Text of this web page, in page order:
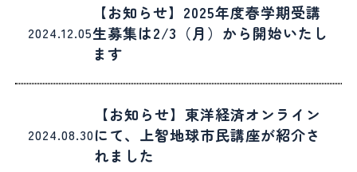
2024.12.05
【お知らせ】2025年度春学期受講
生募集は2/3（月）から開始いたし
ます
2024.08.30
【お知らせ】東洋経済オンライン
にて、上智地球市民講座が紹介さ
れました